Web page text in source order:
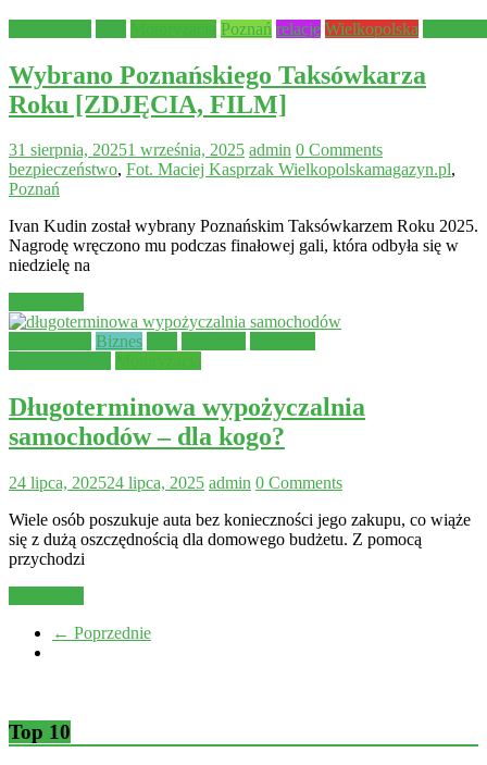
Poznań relacje Wielkopolska
Wybrano Poznańskiego Taksówkarza
Roku [ZDJĘCIA, FILM]
31 sierpnia, 20251 września, 2025 admin 0 Comments
bezpieczeństwo, Fot. Maciej Kasprzak Wielkopolskamagazyn.pl,
Poznań
Ivan Kudin został wybrany Poznańskim Taksówkarzem Roku 2025.
Nagrodę wręczono mu podczas finałowej gali, która odbyła się w
niedzielę na
Biznes
Długoterminowa wypożyczalnia
samochodów – dla kogo?
24 lipca, 202524 lipca, 2025 admin 0 Comments
Wiele osób poszukuje auta bez konieczności jego zakupu, co wiąże
się z dużą oszczędnością dla domowego budżetu. Z pomocą
przychodzi
← Poprzednie
Top 10